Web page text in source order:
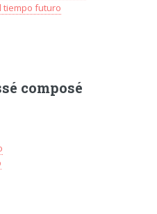
tiempo futuro
composé